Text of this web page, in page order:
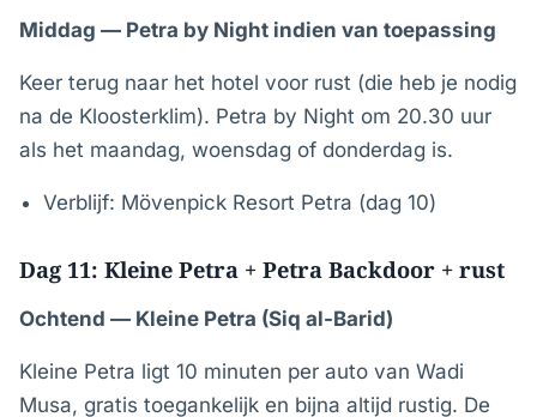
Middag — Petra by Night indien van toepassing
Keer terug naar het hotel voor rust (die heb je nodig
na de Kloosterklim). Petra by Night om 20.30 uur
als het maandag, woensdag of donderdag is.
Verblijf: Mövenpick Resort Petra (dag 10)
Dag 11: Kleine Petra + Petra Backdoor + rust
Ochtend — Kleine Petra (Siq al-Barid)
Kleine Petra ligt 10 minuten per auto van Wadi
Musa, gratis toegankelijk en bijna altijd rustig. De